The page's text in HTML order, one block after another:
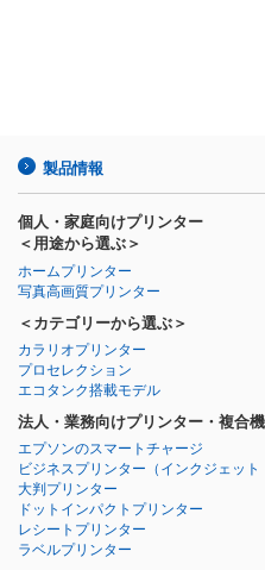
製品情報
個人・家庭向けプリンター
＜用途から選ぶ＞
ホームプリンター
写真高画質プリンター
＜カテゴリーから選ぶ＞
カラリオプリンター
プロセレクション
エコタンク搭載モデル
法人・業務向けプリンター・複合機
エプソンのスマートチャージ
ビジネスプリンター （インクジェッ
大判プリンター
ドットインパクトプリンター
レシートプリンター
ラベルプリンター